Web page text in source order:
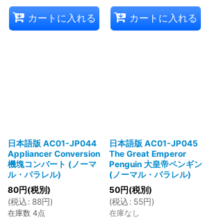
カートに入れる カートに入れる
日本語版 AC01-JP044
Appliancer Conversion
機塊コンバート (ノーマ
ル・パラレル)
80円(税別)
(税込 : 88円)
在庫数 4点
日本語版 AC01-JP045
The Great Emperor
Penguin 大皇帝ペンギン
(ノーマル・パラレル)
50円(税別)
(税込 : 55円)
在庫なし